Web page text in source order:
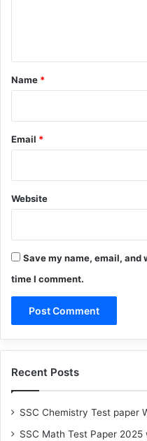
*
Name *
Email *
Website
Save my name, email, and
time I comment.
Recent Posts
SSC Chemistry Test paper
SSC Math Test Paper 2025